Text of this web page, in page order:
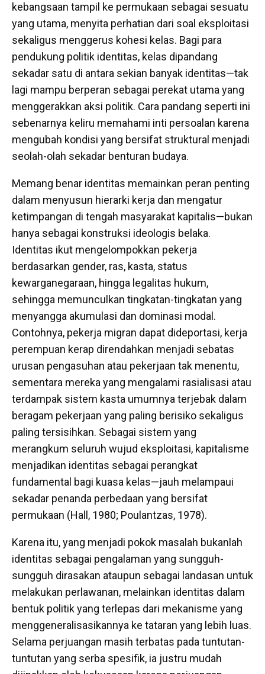
kebangsaan tampil ke permukaan sebagai sesuatu
yang utama, menyita perhatian dari soal eksploitasi
sekaligus menggerus kohesi kelas. Bagi para
pendukung politik identitas, kelas dipandang
sekadar satu di antara sekian banyak identitas—tak
lagi mampu berperan sebagai perekat utama yang
menggerakkan aksi politik. Cara pandang seperti ini
sebenarnya keliru memahami inti persoalan karena
mengubah kondisi yang bersifat struktural menjadi
seolah-olah sekadar benturan budaya.
Memang benar identitas memainkan peran penting
dalam menyusun hierarki kerja dan mengatur
ketimpangan di tengah masyarakat kapitalis—bukan
hanya sebagai konstruksi ideologis belaka.
Identitas ikut mengelompokkan pekerja
berdasarkan gender, ras, kasta, status
kewarganegaraan, hingga legalitas hukum,
sehingga memunculkan tingkatan-tingkatan yang
menyangga akumulasi dan dominasi modal.
Contohnya, pekerja migran dapat dideportasi, kerja
perempuan kerap direndahkan menjadi sebatas
urusan pengasuhan atau pekerjaan tak menentu,
sementara mereka yang mengalami rasialisasi atau
terdampak sistem kasta umumnya terjebak dalam
beragam pekerjaan yang paling berisiko sekaligus
paling tersisihkan. Sebagai sistem yang
merangkum seluruh wujud eksploitasi, kapitalisme
menjadikan identitas sebagai perangkat
fundamental bagi kuasa kelas—jauh melampaui
sekadar penanda perbedaan yang bersifat
permukaan (Hall, 1980; Poulantzas, 1978).
Karena itu, yang menjadi pokok masalah bukanlah
identitas sebagai pengalaman yang sungguh-
sungguh dirasakan ataupun sebagai landasan untuk
melakukan perlawanan, melainkan identitas dalam
bentuk politik yang terlepas dari mekanisme yang
menggeneralisasikannya ke tataran yang lebih luas.
Selama perjuangan masih terbatas pada tuntutan-
tuntutan yang serba spesifik, ia justru mudah